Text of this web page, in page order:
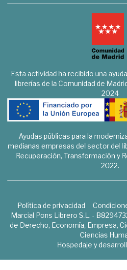
Esta actividad ha recibido una
librerías de la Comunidad de
2024
Ayudas públicas para la
medianas empresas del sector del
Recuperación, Transformación y
2022.
Política de privacidad
Marcial Pons Librero S.L. -
de Derecho, Economía, Empresa,
Ciencias
Hospedaje y